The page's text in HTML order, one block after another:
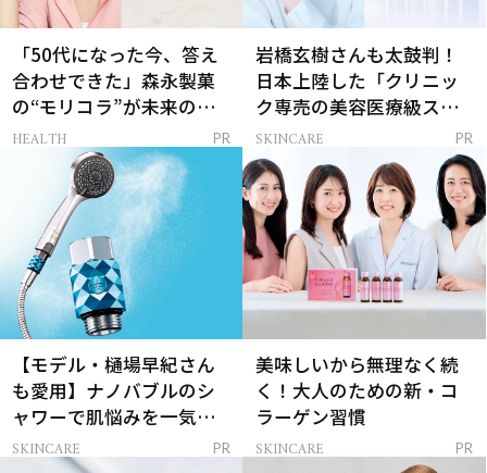
「50代になった今、答え
合わせできた」森永製菓
の“モリコラ”が未来のキ
レイを連れてくる！
HEALTH PR
岩橋玄樹さんも太鼓判！
日本上陸した「クリニッ
ク専売の美容医療級スキ
ンケア」
SKINCARE PR
【モデル・樋場早紀さん
も愛用】ナノバブルのシ
ャワーで肌悩みを一気に
解決
SKINCARE PR
美味しいから無理なく続
く！大人のための新・コ
ラーゲン習慣
SKINCARE PR